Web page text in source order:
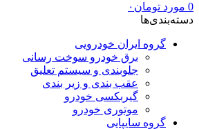
0 مورد تومان ۰
دسته‌بندی‌ها
گروه ایران خودرویی
برق خودرو سوخت رسانی
جلوبندی و سیستم تعلیق
عقب بندی و زیر بندی
گیربکسی خودرو
موتوری خودرو
گروه سایپایی